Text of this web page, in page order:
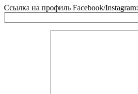
Ссылка на профиль Facebook/Instagram: